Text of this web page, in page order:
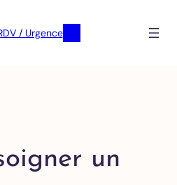
/ Urgence
un